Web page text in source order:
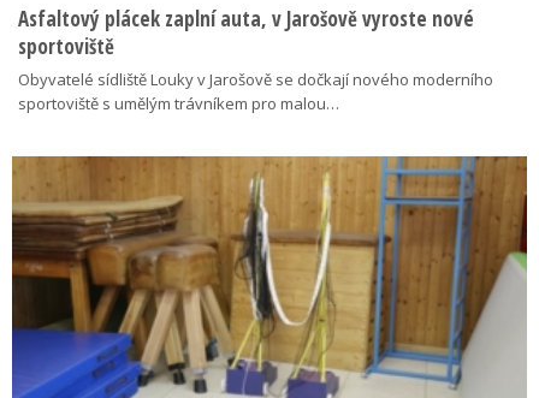
Asfaltový plácek zaplní auta, v Jarošově vyroste nové
sportoviště
Obyvatelé sídliště Louky v Jarošově se dočkají nového moderního
sportoviště s umělým trávníkem pro malou…